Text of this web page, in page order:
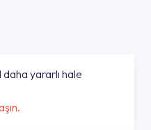
daha yararlı hale